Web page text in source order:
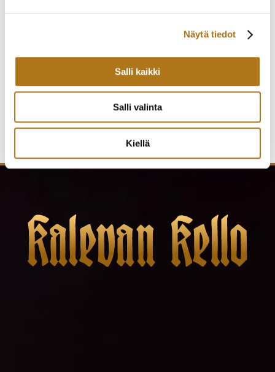
Näytä tiedot
Salli kaikki
Salli valinta
Kiellä
AUGUSTE REYMOND-